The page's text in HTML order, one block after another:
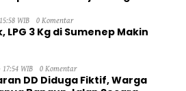
WIB 0 Komentar
LPG 3 Kg di Sumenep Makin
WIB 0 Komentar
DD Diduga Fiktif, Warga